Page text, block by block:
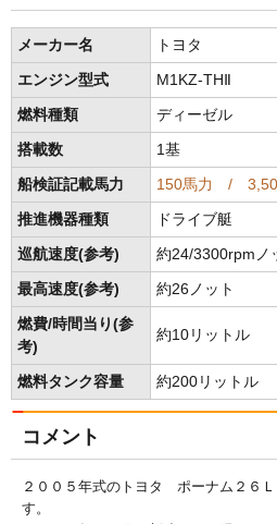
メーカー名 トヨタ
エンジン型式 M1KZ-THⅡ
燃料種類 ディーゼル
搭載数 1基
船検証記載馬力 150馬力 /
推進機器種類 ドライブ艇
巡航速度(参考) 約24/3300rpmノ
最高速度(参考) 約26ノット
燃費/時間当り(参
考)
約10リットル
燃料タンク容量 約200リットル
コメント
２００５年式のトヨタ ポーナム２６
す。